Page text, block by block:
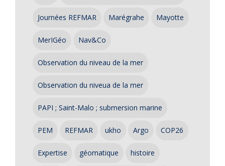
Journées REFMAR Marégrahe Mayotte
MerIGéo Nav&Co
Observation du niveau de la mer
Observation du niveua de la mer
PAPI ; Saint-Malo ; submersion marine
PEM REFMAR ukho Argo COP26
Expertise géomatique histoire